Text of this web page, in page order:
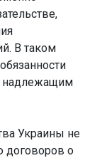
В таком
надлежащим
Украины не
договоров о